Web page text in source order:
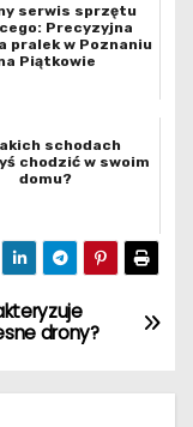
serwis sprzętu
Precyzyjna
pralek w Poznaniu
Piątkowie
schodach
chodzić w swoim
domu?
drony?